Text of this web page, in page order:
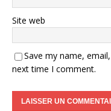
Site web
Save my name,
next time I comment.